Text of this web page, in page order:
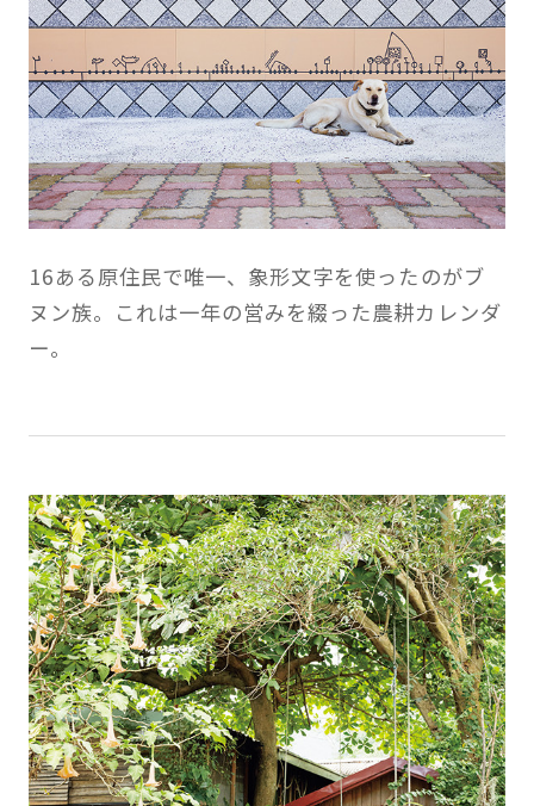
16ある原住民で唯一、象形文字を使ったのがブ
ヌン族。これは一年の営みを綴った農耕カレンダ
ー。